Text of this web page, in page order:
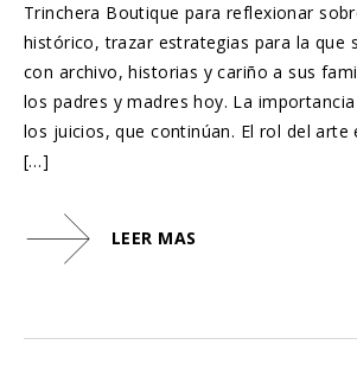
Trinchera Boutique para reflexionar
histórico, trazar estrategias para la que
con archivo, historias y cariño a sus
los padres y madres hoy. La
los juicios, que continúan. El rol del arte
[…]
LEER MAS